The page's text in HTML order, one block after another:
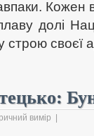
Кожен
долі
строю своєї
вимір